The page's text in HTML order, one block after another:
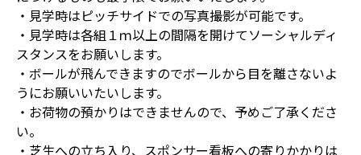
・見学時はピッチサイドでの写真撮影が可能です。
・見学時は各組１ｍ以上の間隔を開けてソーシャルディ
スタンスをお願いします。
・ボールが飛んできますのでボールから目を離さないよ
うにお願いいたいします。
・お荷物の預かりはできませんので、予めご了承くださ
い。
・芝生への立ち入り、スポンサー看板への寄りかかりは